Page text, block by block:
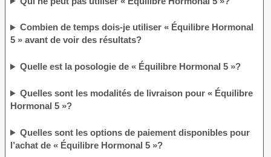
Combien de temps dois-je utiliser « Équilibre Hormonal
5 » avant de voir des résultats?
Quelle est la posologie de « Équilibre Hormonal 5 »?
Quelles sont les modalités de livraison pour « Équilibre
Hormonal 5 »?
Quelles sont les options de paiement disponibles pour
l’achat de « Équilibre Hormonal 5 »?